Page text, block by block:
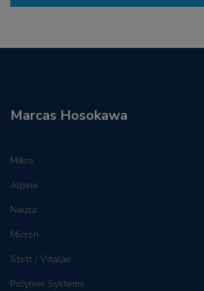
Marcas Hosokawa
Mikro
Alpine
Nauta
Micron
Stott / Vitalair
Polymer Systems